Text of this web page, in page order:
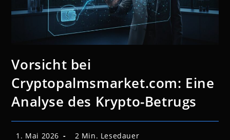
Vorsicht bei
Cryptopalmsmarket.com: Eine
Analyse des Krypto-Betrugs
Beitrag
1. Mai 2026 Lesedauer:
2 Min. Lesedauer